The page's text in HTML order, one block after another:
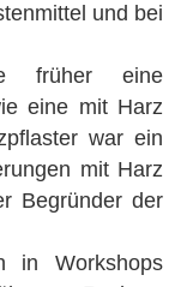
und bei
früher eine
eine mit Harz
war ein
mit Harz
Begründer der
in Workshops